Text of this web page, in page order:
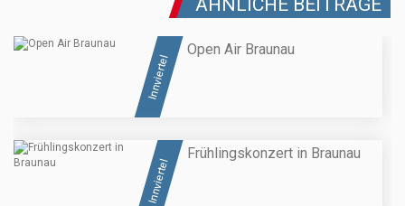
ÄHNLICHE BEITRÄGE
Innviertel
Open Air Braunau
Innviertel
Frühlingskonzert in Braunau